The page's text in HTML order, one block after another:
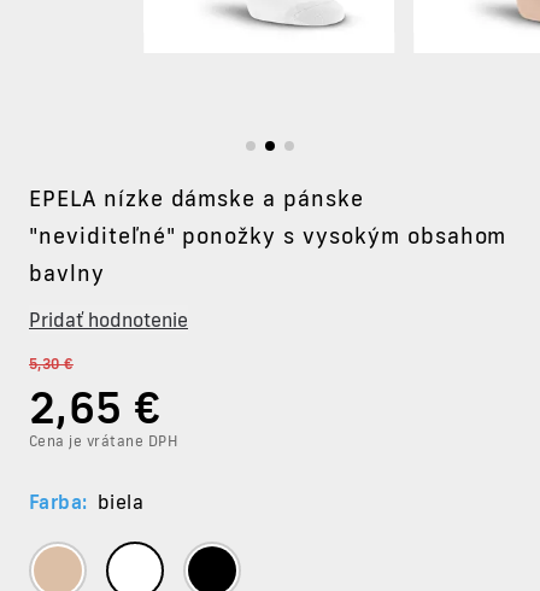
EPELA nízke dámske a pánske
"neviditeľné" ponožky s vysokým obsahom
bavlny
Pridať hodnotenie
5,30 €
2,65 €
Cena je vrátane DPH
Farba: biela